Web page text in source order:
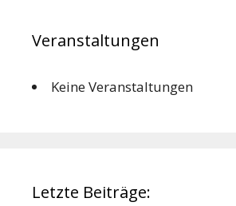
Veranstaltungen
Keine Veranstaltungen
Letzte Beiträge: